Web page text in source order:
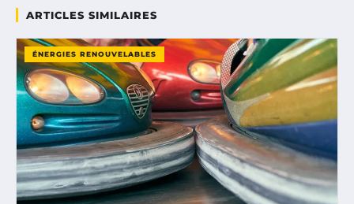
ARTICLES SIMILAIRES
ÉNERGIES RENOUVELABLES